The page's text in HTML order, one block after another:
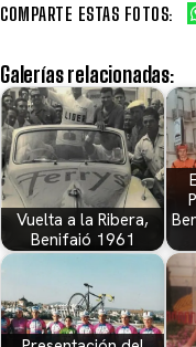
COMPARTE ESTAS FOTOS:
Galerías relacionadas:
Vuelta a la Ribera,
Benifaió 1961